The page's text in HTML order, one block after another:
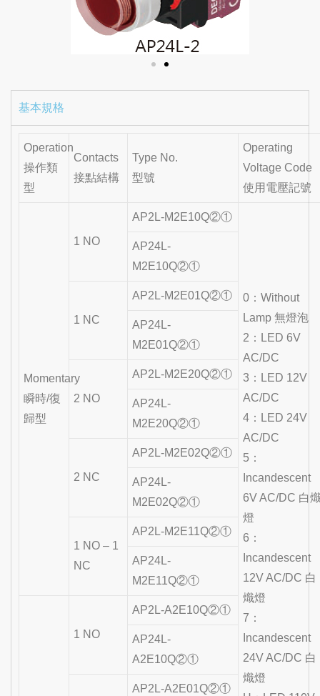
基本規格
Operation
操作類
型
Contacts
接點結構
Type No.
型號
Operating
Voltage Code
使用電壓記號
Momentary
瞬時/復
歸型
1 NO
AP2L-M2E10Q②①
0：Without
Lamp 無燈泡
2：LED 6V
AC/DC
3：LED 12V
AC/DC
4：LED 24V
AC/DC
5：
Incandescent
6V AC/DC 白
燈
6：
Incandescent
12V AC/DC 白
熾燈
7：
Incandescent
24V AC/DC 白
熾燈
AP24L-
M2E10Q②①
1 NC
AP2L-M2E01Q②①
AP24L-
M2E01Q②①
2 NO
AP2L-M2E20Q②①
AP24L-
M2E20Q②①
2 NC
AP2L-M2E02Q②①
AP24L-
M2E02Q②①
1 NO – 1
NC
AP2L-M2E11Q②①
AP24L-
M2E11Q②①
1 NO
AP2L-A2E10Q②①
AP24L-
A2E10Q②①
AP2L-A2E01Q②①